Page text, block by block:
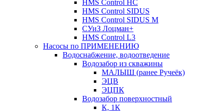
HMS Control HC
HMS Control SIDUS
HMS Control SIDUS M
СУиЗ Лоцман+
HMS Control L3
Насосы по ПРИМЕНЕНИЮ
Водоснабжение, водоотведение
Водозабор из скважины
МАЛЫШ (ранее Ручеёк)
ЭЦВ
ЭЦПК
Водозабор поверхностный
К, 1К